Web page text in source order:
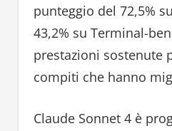
punteggio del 72,5%
43,2% su Terminal-
prestazioni sostenute
compiti che hanno
Claude Sonnet 4 è